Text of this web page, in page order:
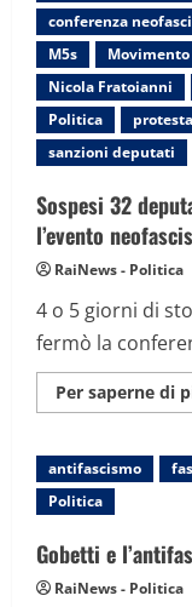
conferenza
M5s
Nicola Fratoianni
Politica
protesta
sanzioni deputati
Sospesi 32
l’evento
RaiNews - Politica
4 o 5 giorni di
fermò la
Per saperne di
antifascismo
Politica
Gobetti e
RaiNews - Politica